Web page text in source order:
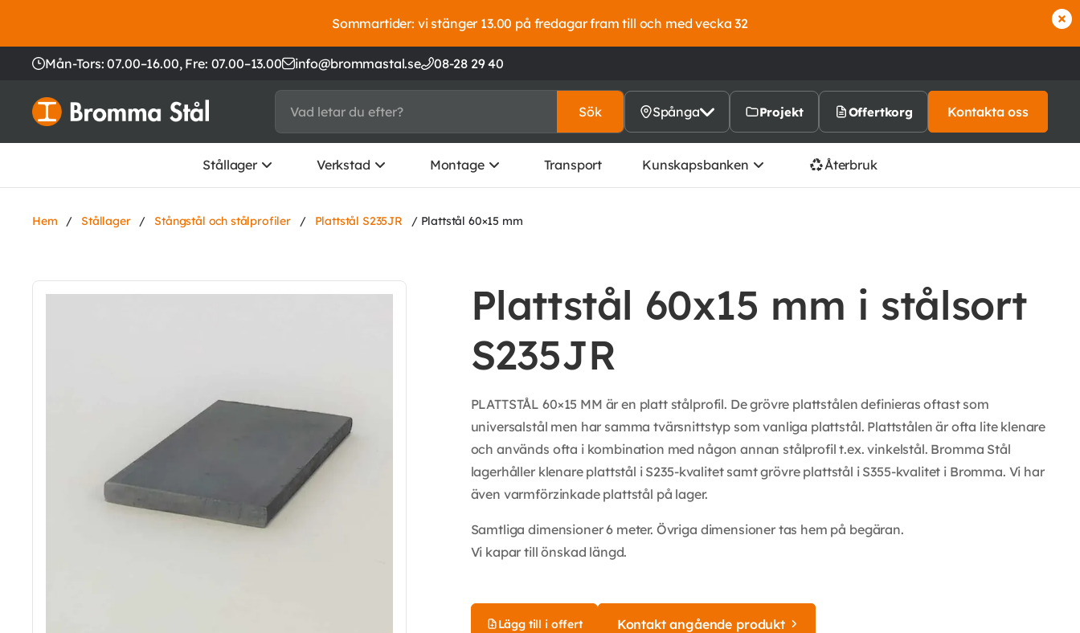
Sommartider: vi stänger 13.00 på fredagar fram till och med vecka 32
Mån-Tors: 07.00–16.00, Fre: 07.00–13.00 info@brommastal.se 08-28 29 40
Sök Spånga Projekt Offertkorg Kontakta oss
Stållager Verkstad Montage Transport Kunskapsbanken Återbruk
Hem / Stållager / Stångstål och stålprofiler / Plattstål S235JR / Plattstål 60×15 mm
Plattstål 60x15 mm i stålsort
S235JR
PLATTSTÅL 60×15 MM är en platt stålprofil. De grövre plattstålen definieras oftast som
universalstål men har samma tvärsnittstyp som vanliga plattstål. Plattstålen är ofta lite klenare
och används ofta i kombination med någon annan stålprofil t.ex. vinkelstål. Bromma Stål
lagerhåller klenare plattstål i S235-kvalitet samt grövre plattstål i S355-kvalitet i Bromma. Vi har
även varmförzinkade plattstål på lager.
Samtliga dimensioner 6 meter. Övriga dimensioner tas hem på begäran.
Vi kapar till önskad längd.
Lägg till i offert Kontakt angående produkt